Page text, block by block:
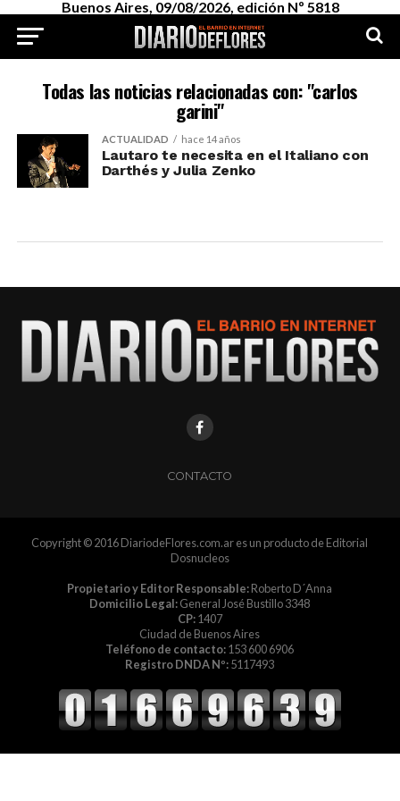
Buenos Aires, 09/08/2026, edición Nº 5818
Todas las noticias relacionadas con: "carlos
garini"
ACTUALIDAD hace 14 años
Lautaro te necesita en el Italiano con
Darthés y Julia Zenko
CONTACTO
Copyright © 2016 DiariodeFlores.com.ar es un producto de Editorial
Dosnucleos
Propietario y Editor Responsable:Roberto D´Anna
Domicilio Legal:General José Bustillo 3348
CP:1407
Ciudad de Buenos Aires
Teléfono de contacto:153 600 6906
Registro DNDA Nº:5117493